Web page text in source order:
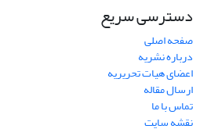
دسترسی سریع
صفحه اصلی
درباره نشریه
اعضای هیات تحریریه
ارسال مقاله
تماس با ما
نقشه سایت